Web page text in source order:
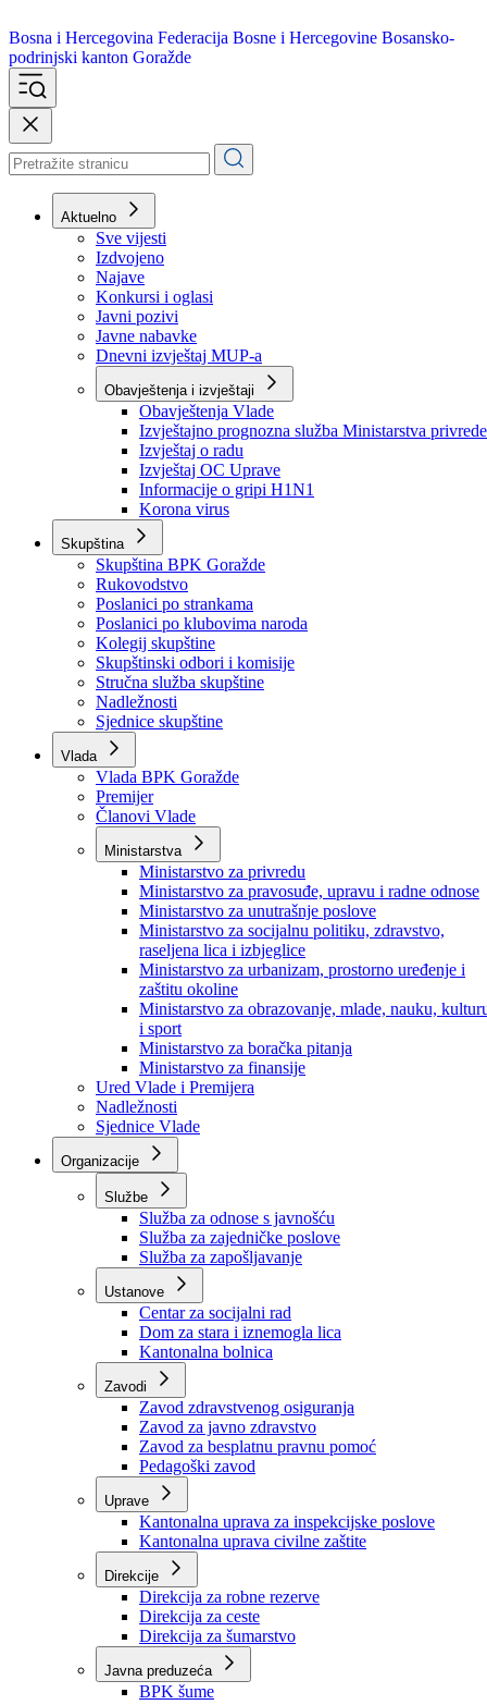
Bosna i Hercegovina
podrinjski kanton Goražde
Aktuelno
Sve vijesti
Izdvojeno
Najave
Konkursi i oglasi
Javni pozivi
Javne nabavke
Dnevni izvještaj MUP-a
Obavještenja i izvještaji
Obavještenja Vlade
Izvještajno prognozna služba Ministarstva privrede
Izvještaj o radu
Izvještaj OC Uprave
Informacije o gripi H1N1
Korona virus
Skupština
Skupština BPK Goražde
Rukovodstvo
Poslanici po strankama
Poslanici po klubovima naroda
Kolegij skupštine
Skupštinski odbori i komisije
Stručna služba skupštine
Nadležnosti
Sjednice skupštine
Vlada
Vlada BPK Goražde
Premijer
Članovi Vlade
Ministarstva
Ministarstvo za privredu
Ministarstvo za pravosuđe, upravu i radne odnose
Ministarstvo za unutrašnje poslove
Ministarstvo za socijalnu politiku, zdravstvo,
raseljena lica i izbjeglice
Ministarstvo za urbanizam, prostorno uređenje i
zaštitu okoline
Ministarstvo za obrazovanje, mlade, nauku,
i sport
Ministarstvo za boračka pitanja
Ministarstvo za finansije
Ured Vlade i Premijera
Nadležnosti
Sjednice Vlade
Organizacije
Službe
Služba za odnose s javnošću
Služba za zajedničke poslove
Služba za zapošljavanje
Ustanove
Centar za socijalni rad
Dom za stara i iznemogla lica
Kantonalna bolnica
Zavodi
Zavod zdravstvenog osiguranja
Zavod za javno zdravstvo
Zavod za besplatnu pravnu pomoć
Pedagoški zavod
Kantonalna uprava za inspekcijske poslove
Kantonalna uprava civilne zaštite
Direkcije
Direkcija za robne rezerve
Direkcija za ceste
Direkcija za šumarstvo